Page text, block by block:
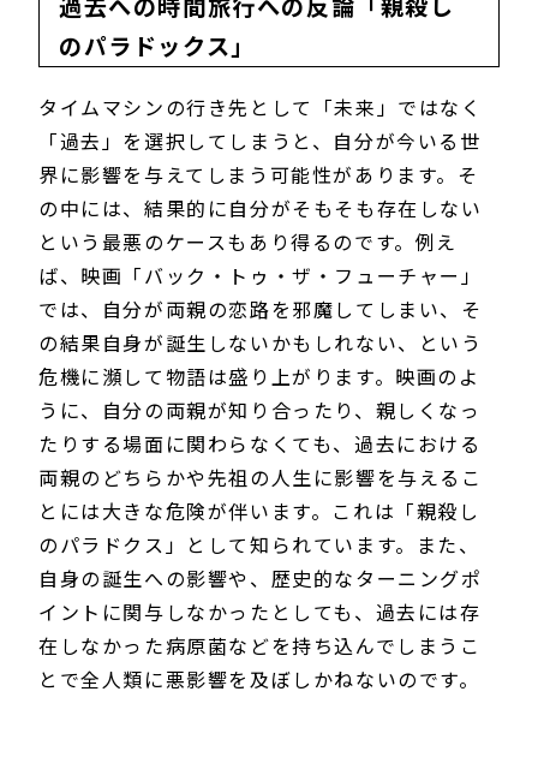
のパラドックス」
タイムマシンの行き先として「未来」ではなく
「過去」を選択してしまうと、自分が今いる世
界に影響を与えてしまう可能性があります。そ
の中には、結果的に自分がそもそも存在しない
という最悪のケースもあり得るのです。例え
ば、映画「バック・トゥ・ザ・フューチャー」
では、自分が両親の恋路を邪魔してしまい、そ
の結果自身が誕生しないかもしれない、という
危機に瀕して物語は盛り上がります。映画のよ
うに、自分の両親が知り合ったり、親しくなっ
たりする場面に関わらなくても、過去における
両親のどちらかや先祖の人生に影響を与えるこ
とには大きな危険が伴います。これは「親殺し
のパラドクス」として知られています。また、
自身の誕生への影響や、歴史的なターニングポ
イントに関与しなかったとしても、過去には存
在しなかった病原菌などを持ち込んでしまうこ
とで全人類に悪影響を及ぼしかねないのです。